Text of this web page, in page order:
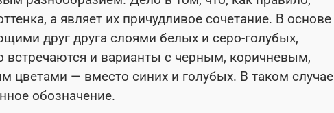
а являет их причудливое сочетание. В основе
друг друга слоями белых и серо-голубых,
встречаются и варианты с черным, коричневым,
цветами — вместо синих и голубых. В таком случае
обозначение.